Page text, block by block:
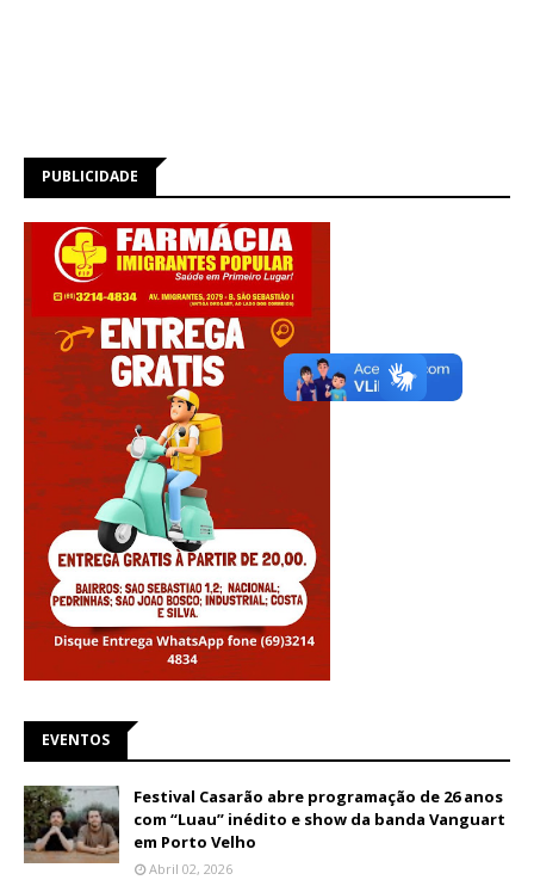
PUBLICIDADE
EVENTOS
Festival Casarão abre programação de 26 anos
com “Luau” inédito e show da banda Vanguart
em Porto Velho
Abril 02, 2026